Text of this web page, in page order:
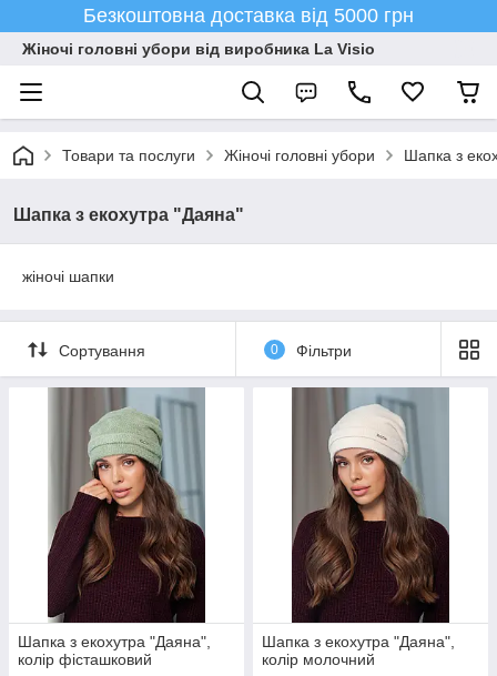
Безкоштовна доставка від 5000 грн
Жіночі головні убори від виробника La Visio
Товари та послуги Жіночі головні убори Шапка з
Шапка з екохутра "Даяна"
жіночі шапки
Сортування 0 Фільтри
Шапка з екохутра "Даяна",
колір фісташковий
Шапка з екохутра "Даяна",
колір молочний